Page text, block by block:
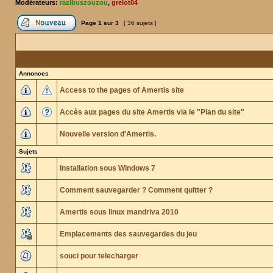
Modérateurs: razibuszouzou, grelot04
Page 1 sur 3 [ 36 sujets ]
Annonces
Access to the pages of Amertis site
Accès aux pages du site Amertis via le "Plan du site"
Nouvelle version d'Amertis.
Sujets
Installation sous Windows 7
Comment sauvegarder ? Comment quitter ?
Amertis sous linux mandriva 2010
Emplacements des sauvegardes du jeu
souci pour telecharger